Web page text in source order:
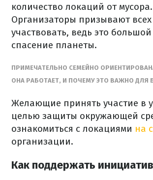
количество локаций от мусора.
Организаторы призывают
участвовать, ведь это
спасение планеты.
ПРИМЕЧАТЕЛЬНО СЕМЕЙНО
ОНА РАБОТАЕТ, И ПОЧЕМУ ЭТО ВАЖНО ДЛЯ
Желающие принять участие в
целью защиты окружающей
ознакомиться с локациями на
организации.
Как поддержать